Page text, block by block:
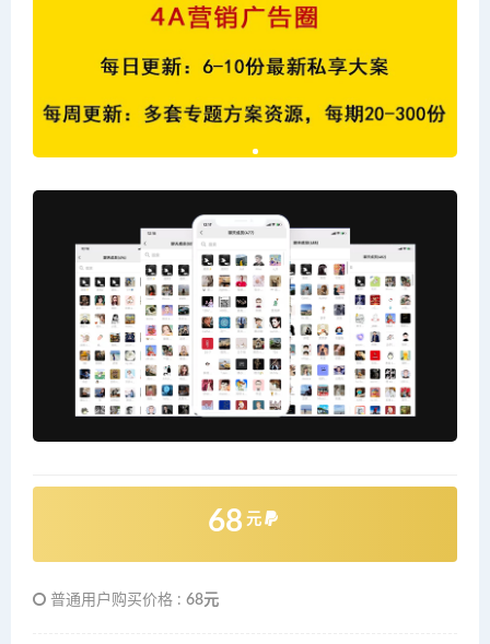
68 元
普通用户购买价格 : 68元